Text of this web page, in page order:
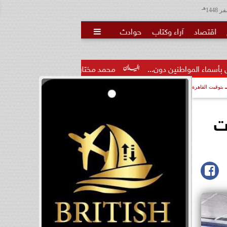
هـ
اقتصاد آراء وكتاب حوادث 
محمد مختار جمعة: بدل البطالة يجب ألا يتحول لمنحة
بتوقيت القاهرة